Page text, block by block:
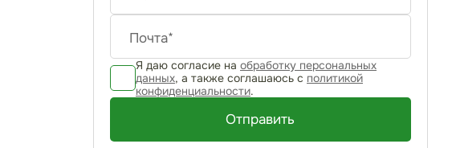
Почта*
Я даю согласие на обработку персональных
данных, а также соглашаюсь с политикой
конфиденциальности.
Отправить